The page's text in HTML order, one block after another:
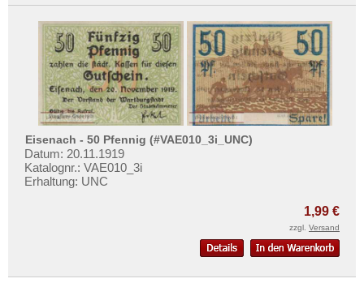
Eisenach - 50 Pfennig (#VAE010_3i_UNC)
Datum: 20.11.1919
Katalognr.: VAE010_3i
Erhaltung: UNC
1,99 €
zzgl. Versand